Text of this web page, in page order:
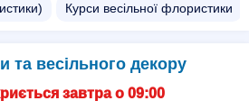
Курси весільної флористики
та весільного декору
завтра о 09:00